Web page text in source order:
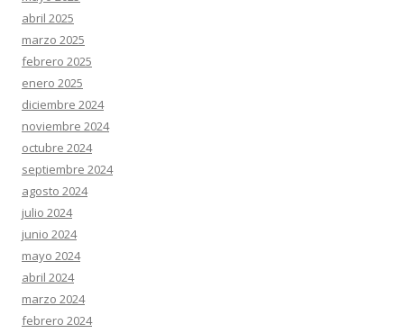
abril 2025
marzo 2025
febrero 2025
enero 2025
diciembre 2024
noviembre 2024
octubre 2024
septiembre 2024
agosto 2024
julio 2024
junio 2024
mayo 2024
abril 2024
marzo 2024
febrero 2024